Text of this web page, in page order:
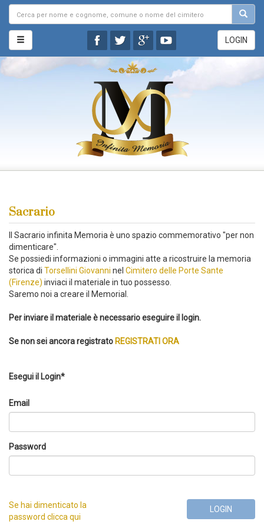
LOGIN
Sacrario
Il Sacrario infinita Memoria è uno spazio commemorativo "per non
dimenticare".
Se possiedi informazioni o immagini atte a ricostruire la memoria
storica di Torsellini Giovanni nel Cimitero delle Porte Sante
(Firenze) inviaci il materiale in tuo possesso.
Saremo noi a creare il Memorial.
Per inviare il materiale è necessario eseguire il login.
Se non sei ancora registrato REGISTRATI ORA
Esegui il Login*
Email
Password
Se hai dimenticato la
password clicca qui
LOGIN